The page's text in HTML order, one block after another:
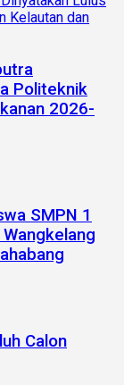
Politeknik
2026-
SMPN 1
Calon